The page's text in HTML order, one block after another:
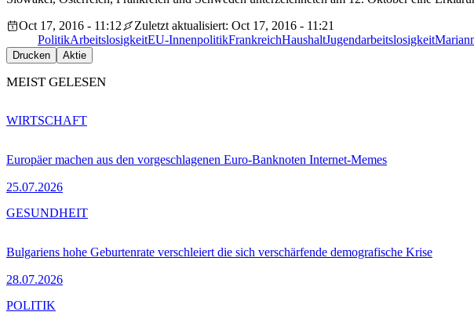
Oct 17, 2016 - 11:12
Zuletzt aktualisiert: Oct 17, 2016 - 11:21
PolitikArbeitslosigkeitEU-InnenpolitikFrankreichHaushaltJugendarbeitslosigkeit
Drucken Aktie
MEIST GELESEN
Europäer machen aus den vorgeschlagenen Euro-Banknoten Internet-Memes
25.07.2026
WIRTSCHAFT
Bulgariens hohe Geburtenrate verschleiert die sich verschärfende demografische Krise
28.07.2026
GESUNDHEIT
POLITIK